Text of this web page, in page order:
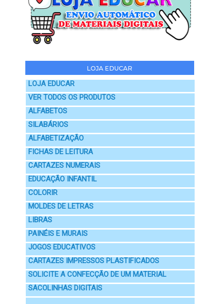
LOJA EDUCAR
LOJA EDUCAR
VER TODOS OS PRODUTOS
ALFABETOS
SILABÁRIOS
ALFABETIZAÇÃO
FICHAS DE LEITURA
CARTAZES NUMERAIS
EDUCAÇÃO INFANTIL
COLORIR
MOLDES DE LETRAS
LIBRAS
PAINÉIS E MURAIS
JOGOS EDUCATIVOS
CARTAZES IMPRESSOS PLASTIFICADOS
SOLICITE A CONFECÇÃO DE UM MATERIAL
SACOLINHAS DIGITAIS